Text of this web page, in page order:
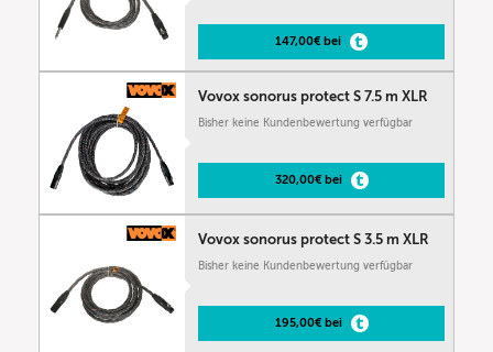
147,00€ bei
Vovox sonorus protect S 7.5 m XLR
Bisher keine Kundenbewertung verfügbar
320,00€ bei
Vovox sonorus protect S 3.5 m XLR
Bisher keine Kundenbewertung verfügbar
195,00€ bei